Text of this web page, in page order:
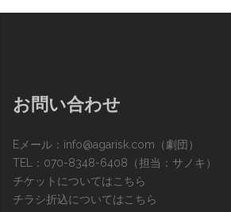
お問い合わせ
Eメール： info@agarisk.com （劇団）
TEL：070-8348-6408（担当：サノキ）
チケットについてはこちら
チラシ折込についてはこちら